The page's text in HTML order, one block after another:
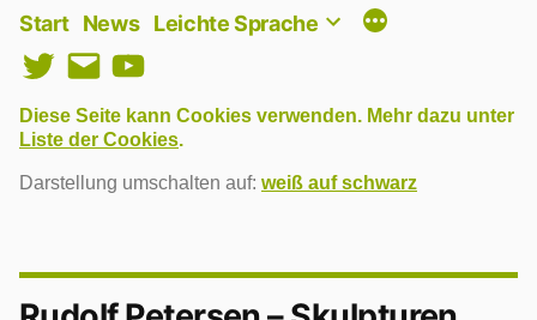
Start News Leichte Sprache
TwitterE-
YouTube
Diese Seite kann Cookies verwenden. Mehr dazu unter
Liste der Cookies.
Darstellung umschalten auf: weiß auf schwarz